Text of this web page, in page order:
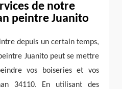
de notre
peintre Juanito
depuis un certain temps,
Juanito peut se mettre
vos boiseries et vos
34110. En utilisant des